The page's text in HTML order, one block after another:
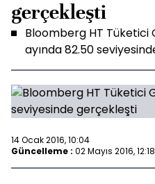
gerçekleşti
Bloomberg HT Tüketici
ayında 82.50
14 Ocak 2016, 10:04
Güncelleme : 02 Mayıs 2016, 12:18